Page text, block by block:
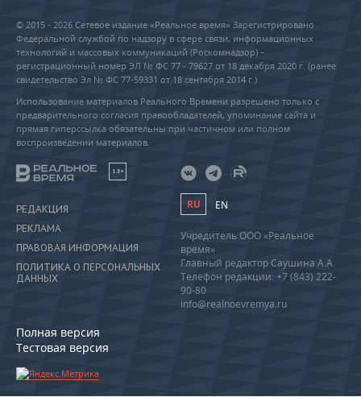
© 2015 - 2026 Сетевое издание «Реальное время» Зарегистрировано
Федеральной службой по надзору в сфере связи, информационных
технологий и массовых коммуникаций (Роскомнадзор) –
регистрационный номер ЭЛ № ФС 77 - 79627 от 18 декабря 2020 г. (ранее
свидетельство Эл № ФС 77-59331 от 18 сентября 2014 г.)
Использование материалов Реального Времени разрешено только с
предварительного согласия правообладателей, упоминание сайта и
прямая гиперссылка обязательны при частичном или полном
воспроизведении материалов.
18+
РЕДАКЦИЯ
РЕКЛАМА
ПРАВОВАЯ ИНФОРМАЦИЯ
ПОЛИТИКА О ПЕРСОНАЛЬНЫХ
ДАННЫХ
Полная версия
Тестовая версия
RU EN
Учредитель ООО «Реальное
время»
Главный редактор Саушина А.А.
Телефон редакции: +7 (843) 222-
90-80
info@realnoevremya.ru